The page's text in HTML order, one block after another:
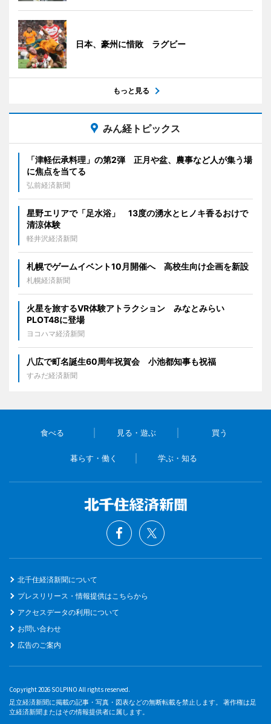
日本、豪州に惜敗 ラグビー
もっと見る
みん経トピックス
「津軽伝承料理」の第2弾 正月や盆、農事など人が集う場
に焦点を当てる
弘前経済新聞
星野エリアで「足水浴」 13度の湧水とヒノキ香るおけで
清涼体験
軽井沢経済新聞
札幌でゲームイベント10月開催へ 高校生向け企画を新設
札幌経済新聞
火星を旅するVR体験アトラクション みなとみらい
PLOT48に登場
ヨコハマ経済新聞
八広で町名誕生60周年祝賀会 小池都知事も祝福
すみだ経済新聞
食べる 見る・遊ぶ 買う
暮らす・働く 学ぶ・知る
北千住経済新聞について
プレスリリース・情報提供はこちらから
アクセスデータの利用について
お問い合わせ
広告のご案内
Copyright 2026 SOLPINO All rights reserved.
足立経済新聞に掲載の記事・写真・図表などの無断転載を禁止します。 著作権は足
立経済新聞またはその情報提供者に属します。